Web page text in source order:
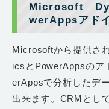
Microsoft
werAppsアド
Microsoftから提供さ
icsとPowerAppsのア
erAppsで分析したデ
出来ます。CRMとし